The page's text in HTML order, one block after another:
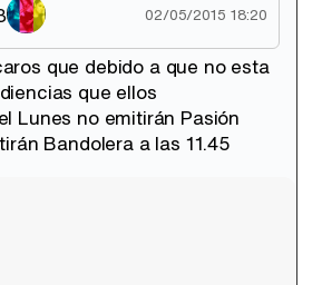
02/05/2015 18:20
que debido a que no esta
que ellos
Lunes no emitirán Pasión
Bandolera a las 11.45